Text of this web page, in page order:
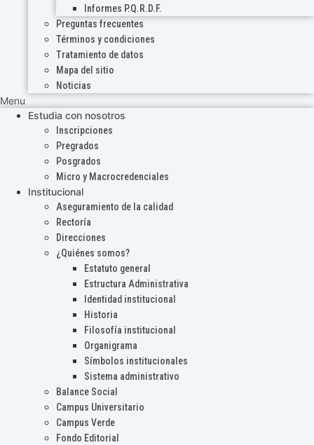
Informes P.Q.R.D.F.
Preguntas frecuentes
Términos y condiciones
Tratamiento de datos
Mapa del sitio
Noticias
Menu
Estudia con nosotros
Inscripciones
Pregrados
Posgrados
Micro y Macrocredenciales
Institucional
Aseguramiento de la calidad
Rectoría
Direcciones
¿Quiénes somos?
Estatuto general
Estructura Administrativa
Identidad institucional
Historia
Filosofía institucional
Organigrama
Símbolos institucionales
Sistema administrativo
Balance Social
Campus Universitario
Campus Verde
Fondo Editorial